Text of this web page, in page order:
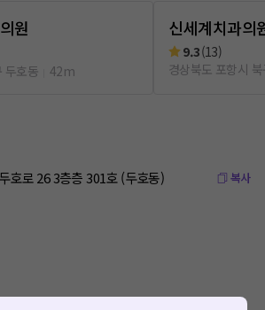
원
두호동
42m
신세계치과의
9.3(13)
경상북도 포항시
호로 26 3층층 301호 (두호동) 복사